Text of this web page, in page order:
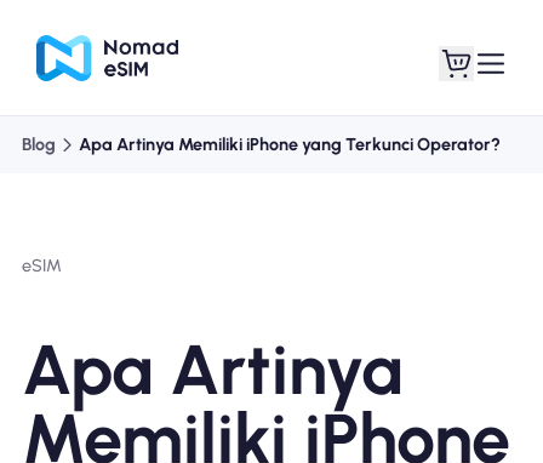
Blog Apa Artinya Memiliki iPhone yang Terkunci Operator?
eSIM
Apa Artinya
Memiliki iPhone